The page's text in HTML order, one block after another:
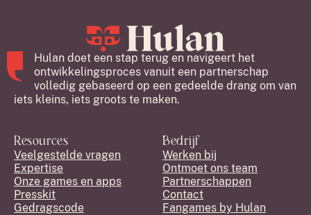
Hulan doet een stap terug en navigeert het
ontwikkelingsproces vanuit een partnerschap
volledig gebaseerd op een gedeelde drang om van
iets kleins, iets groots te maken.
Resources
Veelgestelde vragen
Expertise
Onze games en apps
Presskit
Gedragscode
Bedrijf
Werken bij
Ontmoet ons team
Partnerschappen
Contact
Fangames by Hulan